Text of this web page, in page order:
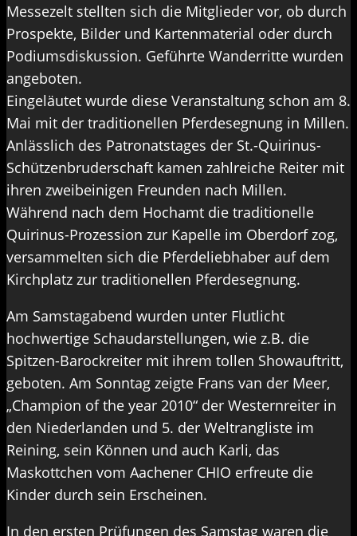
Messezelt stellten sich die Mitglieder vor, ob durch
Prospekte, Bilder und Kartenmaterial oder durch
Podiumsdiskussion. Geführte Wanderritte wurden
angeboten.
Eingeläutet wurde diese Veranstaltung schon am 8.
Mai mit der traditionellen Pferdesegnung in Millen.
Anlässlich des Patronatstages der St.-Quirinus-
Schützenbruderschaft kamen zahlreiche Reiter mit
ihren zweibeinigen Freunden nach Millen.
Während nach dem Hochamt die traditionelle
Quirinus-Prozession zur Kapelle im Oberdorf zog,
versammelten sich die Pferdeliebhaber auf dem
Kirchplatz zur traditionellen Pferdesegnung.
Am Samstagabend wurden unter Flutlicht
hochwertige Schaudarstellungen, wie z.B. die
Spitzen-Barockreiter mit ihrem tollen Showauftritt,
geboten. Am Sonntag zeigte Frans van der Meer,
„Champion of the year 2010“ der Westernreiter in
den Niederlanden und 5. der Weltrangliste im
Reining, sein Können und auch Karli, das
Maskottchen vom Aachener CHIO erfreute die
Kinder durch sein Erscheinen.
In den ersten Prüfungen des Samstag waren die